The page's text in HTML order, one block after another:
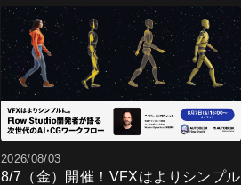
2026/08/03
8/7（金）開催！VFXはよりシンプル